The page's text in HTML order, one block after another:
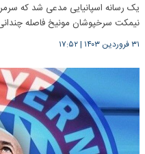
یک رسانه اسپانیایی مدعی شد که
نیمکت سرخپوشان مونیخ فاصله
۳۱ فروردین ۱۴۰۳ |۱۷:۵۲